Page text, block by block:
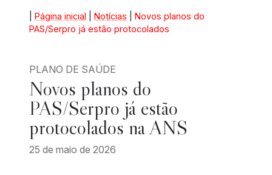
Página inicial Notícias
Novos planos do
PAS/Serpro já estão protocolados
PLANO DE SAÚDE
Novos planos do
PAS/Serpro já estão
protocolados na ANS
25 de maio de 2026